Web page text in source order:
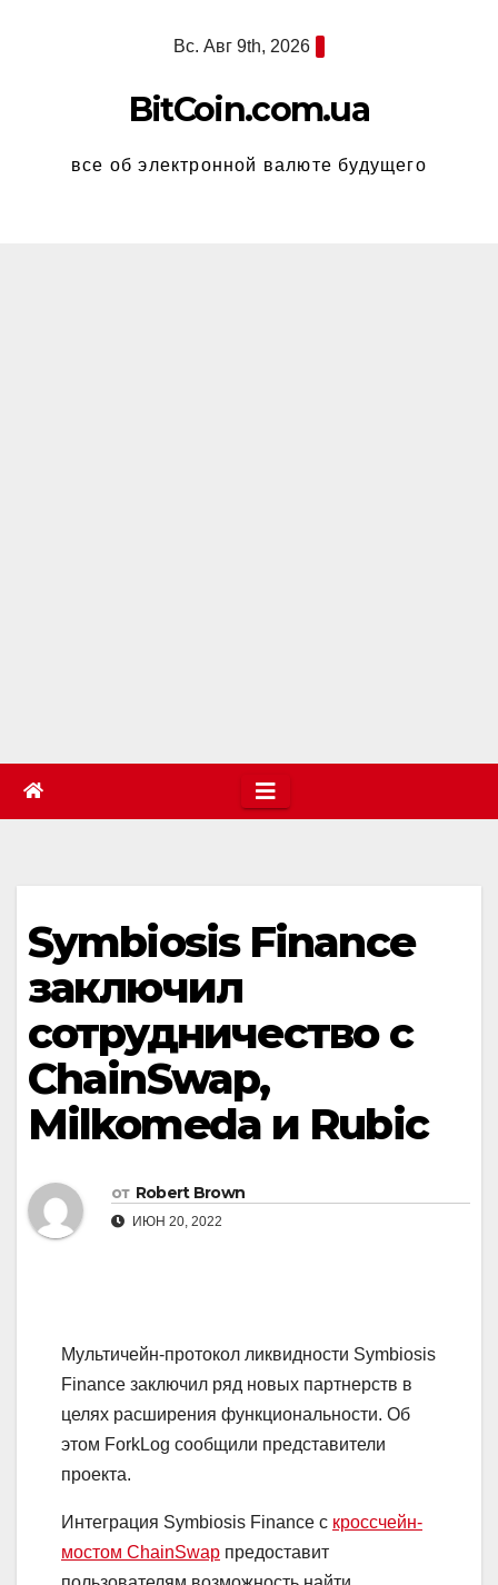
Вс. Авг 9th, 2026
BitCoin.com.ua
все об электронной валюте будущего
Symbiosis Finance
заключил
сотрудничество с
ChainSwap,
Milkomeda и Rubic
от Robert Brown
ИЮН 20, 2022
Мультичейн-протокол ликвидности Symbiosis
Finance заключил ряд новых партнерств в
целях расширения функциональности. Об
этом ForkLog сообщили представители
проекта.
Интеграция Symbiosis Finance с кроссчейн-
мостом ChainSwap предоставит